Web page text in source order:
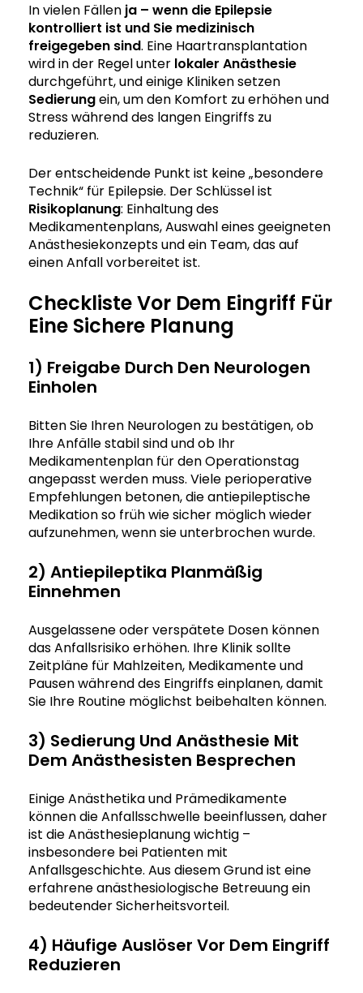
In vielen Fällen ja – wenn die Epilepsie
kontrolliert ist und Sie medizinisch
freigegeben sind. Eine Haartransplantation
wird in der Regel unter lokaler Anästhesie
durchgeführt, und einige Kliniken setzen
Sedierungein, um den Komfort zu erhöhen und
Stress während des langen Eingriffs zu
reduzieren.
Der entscheidende Punkt ist keine „besondere
Technik“ für Epilepsie. Der Schlüssel ist
Risikoplanung: Einhaltung des
Medikamentenplans, Auswahl eines geeigneten
Anästhesiekonzepts und ein Team, das auf
einen Anfall vorbereitet ist.
Checkliste Vor Dem Eingriff Für
Eine Sichere Planung
1) Freigabe Durch Den Neurologen
Einholen
Bitten Sie Ihren Neurologen zu bestätigen, ob
Ihre Anfälle stabil sind und ob Ihr
Medikamentenplan für den Operationstag
angepasst werden muss. Viele perioperative
Empfehlungen betonen, die antiepileptische
Medikation so früh wie sicher möglich wieder
aufzunehmen, wenn sie unterbrochen wurde.
2) Antiepileptika Planmäßig
Einnehmen
Ausgelassene oder verspätete Dosen können
das Anfallsrisiko erhöhen. Ihre Klinik sollte
Zeitpläne für Mahlzeiten, Medikamente und
Pausen während des Eingriffs einplanen, damit
Sie Ihre Routine möglichst beibehalten können.
3) Sedierung Und Anästhesie Mit
Dem Anästhesisten Besprechen
Einige Anästhetika und Prämedikamente
können die Anfallsschwelle beeinflussen, daher
ist die Anästhesieplanung wichtig –
insbesondere bei Patienten mit
Anfallsgeschichte. Aus diesem Grund ist eine
erfahrene anästhesiologische Betreuung ein
bedeutender Sicherheitsvorteil.
4) Häufige Auslöser Vor Dem Eingriff
Reduzieren